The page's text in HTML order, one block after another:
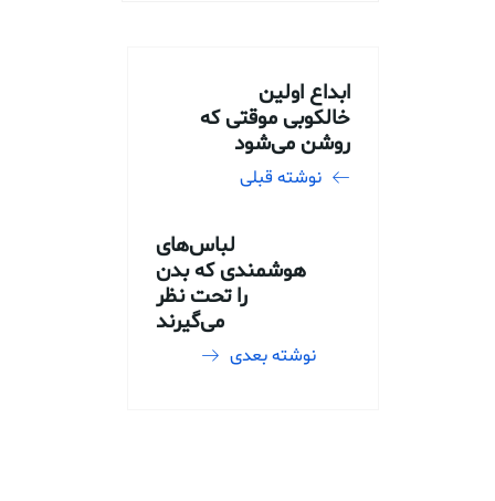
ابداع اولین
خالکوبی موقتی که
روشن می‌شود
نوشته قبلی
لباس‌های
هوشمندی که بدن
را تحت نظر
می‌گیرند
نوشته بعدی